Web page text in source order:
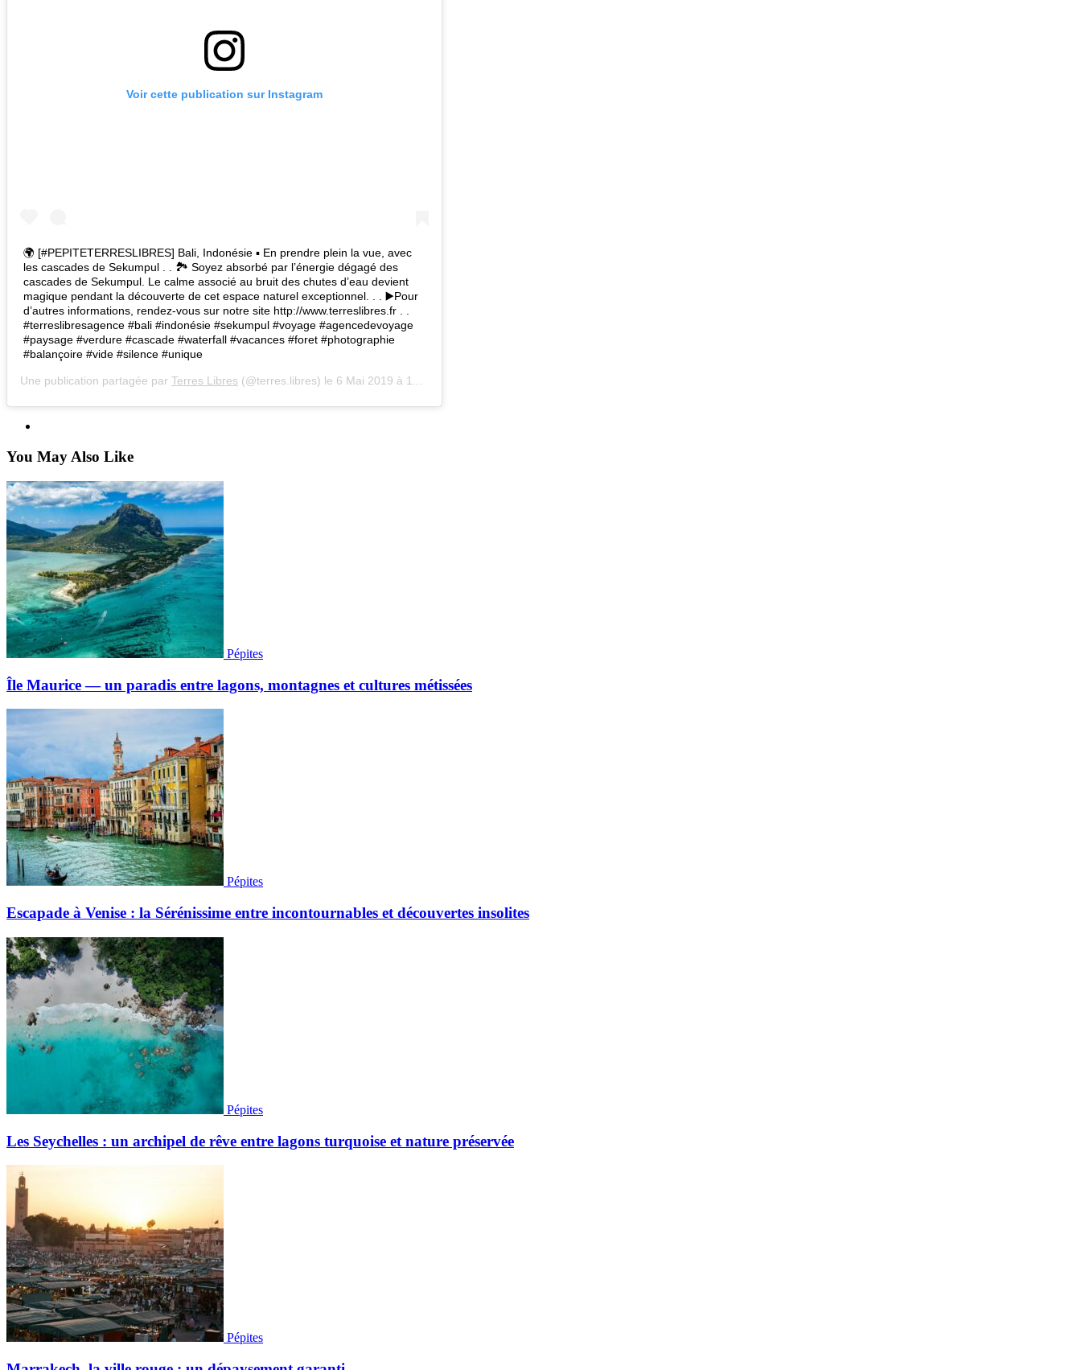
Voir cette publication sur Instagram
🌍 [#PEPITETERRESLIBRES] Bali, Indonésie ▪ En prendre plein la vue, avec
les cascades de Sekumpul . . 🏞 Soyez absorbé par l’énergie dégagé des
cascades de Sekumpul. Le calme associé au bruit des chutes d’eau devient
magique pendant la découverte de cet espace naturel exceptionnel. . . ▶Pour
d’autres informations, rendez-vous sur notre site http://www.terreslibres.fr . .
#terreslibresagence #bali #indonésie #sekumpul #voyage #agencedevoyage
#paysage #verdure #cascade #waterfall #vacances #foret #photographie
#balançoire #vide #silence #unique
Une publication partagée par Terres Libres (@terres.libres) le 6 Mai 2019 à 11 :16 PDT
You May Also Like
Pépites
Île Maurice — un paradis entre lagons, montagnes et cultures métissées
Pépites
Escapade à Venise : la Sérénissime entre incontournables et découvertes insolites
Pépites
Les Seychelles : un archipel de rêve entre lagons turquoise et nature préservée
Pépites